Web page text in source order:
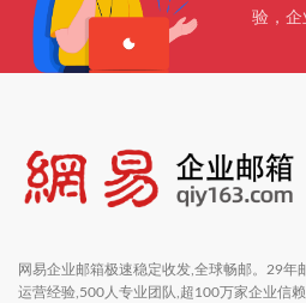
验，企
网易企业邮箱极速稳定收发,全球畅邮。29年
运营经验,500人专业团队,超100万家企业信